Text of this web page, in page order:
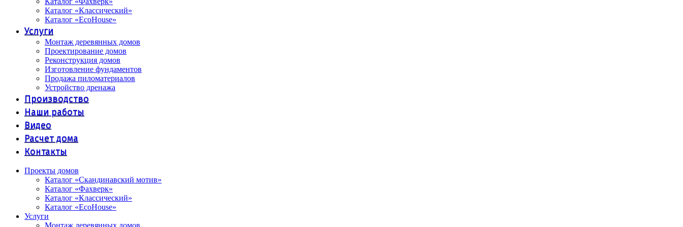
Каталог «Классический»
Каталог «EcoHouse»
Услуги
Монтаж деревянных домов
Проектирование домов
Реконструкция домов
Изготовление фундаментов
Продажа пиломатериалов
Устройство дренажа
Производство
Наши работы
Видео
Расчет дома
Контакты
Проекты домов
Каталог «Скандинавский мотив»
Каталог «Фахверк»
Каталог «Классический»
Каталог «EcoHouse»
Услуги
Монтаж деревянных домов